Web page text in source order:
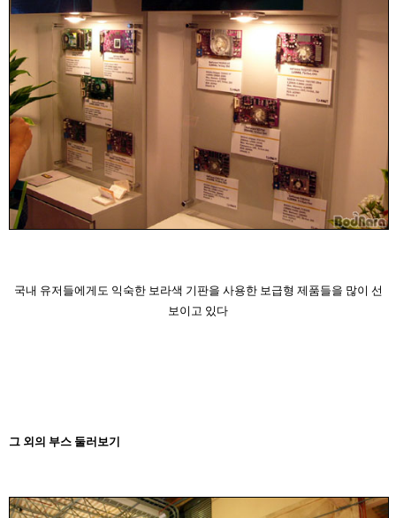
국내 유저들에게도 익숙한 보라색 기판을 사용한 보급형 제품들을 많이 선
보이고 있다
그 외의 부스 둘러보기